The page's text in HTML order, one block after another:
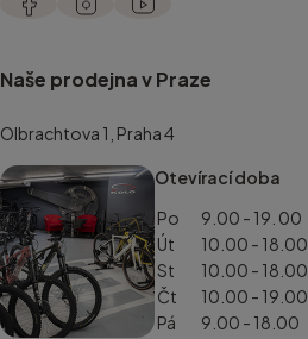
Naše prodejna v Praze
Olbrachtova 1, Praha 4
Otevírací doba
Po
9.00 - 19. 00
Út
10.00 - 18.00
St
10.00 - 18.00
Čt
10.00 - 19.00
Pá
9.00 - 18.00